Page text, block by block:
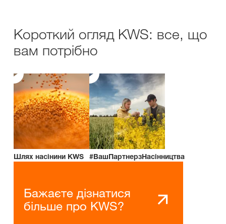
Короткий огляд KWS: все, що
вам потрібно
Шлях насінини KWS #ВашПартнерзНасінництва
Бажаєте дізнатися
більше про KWS?